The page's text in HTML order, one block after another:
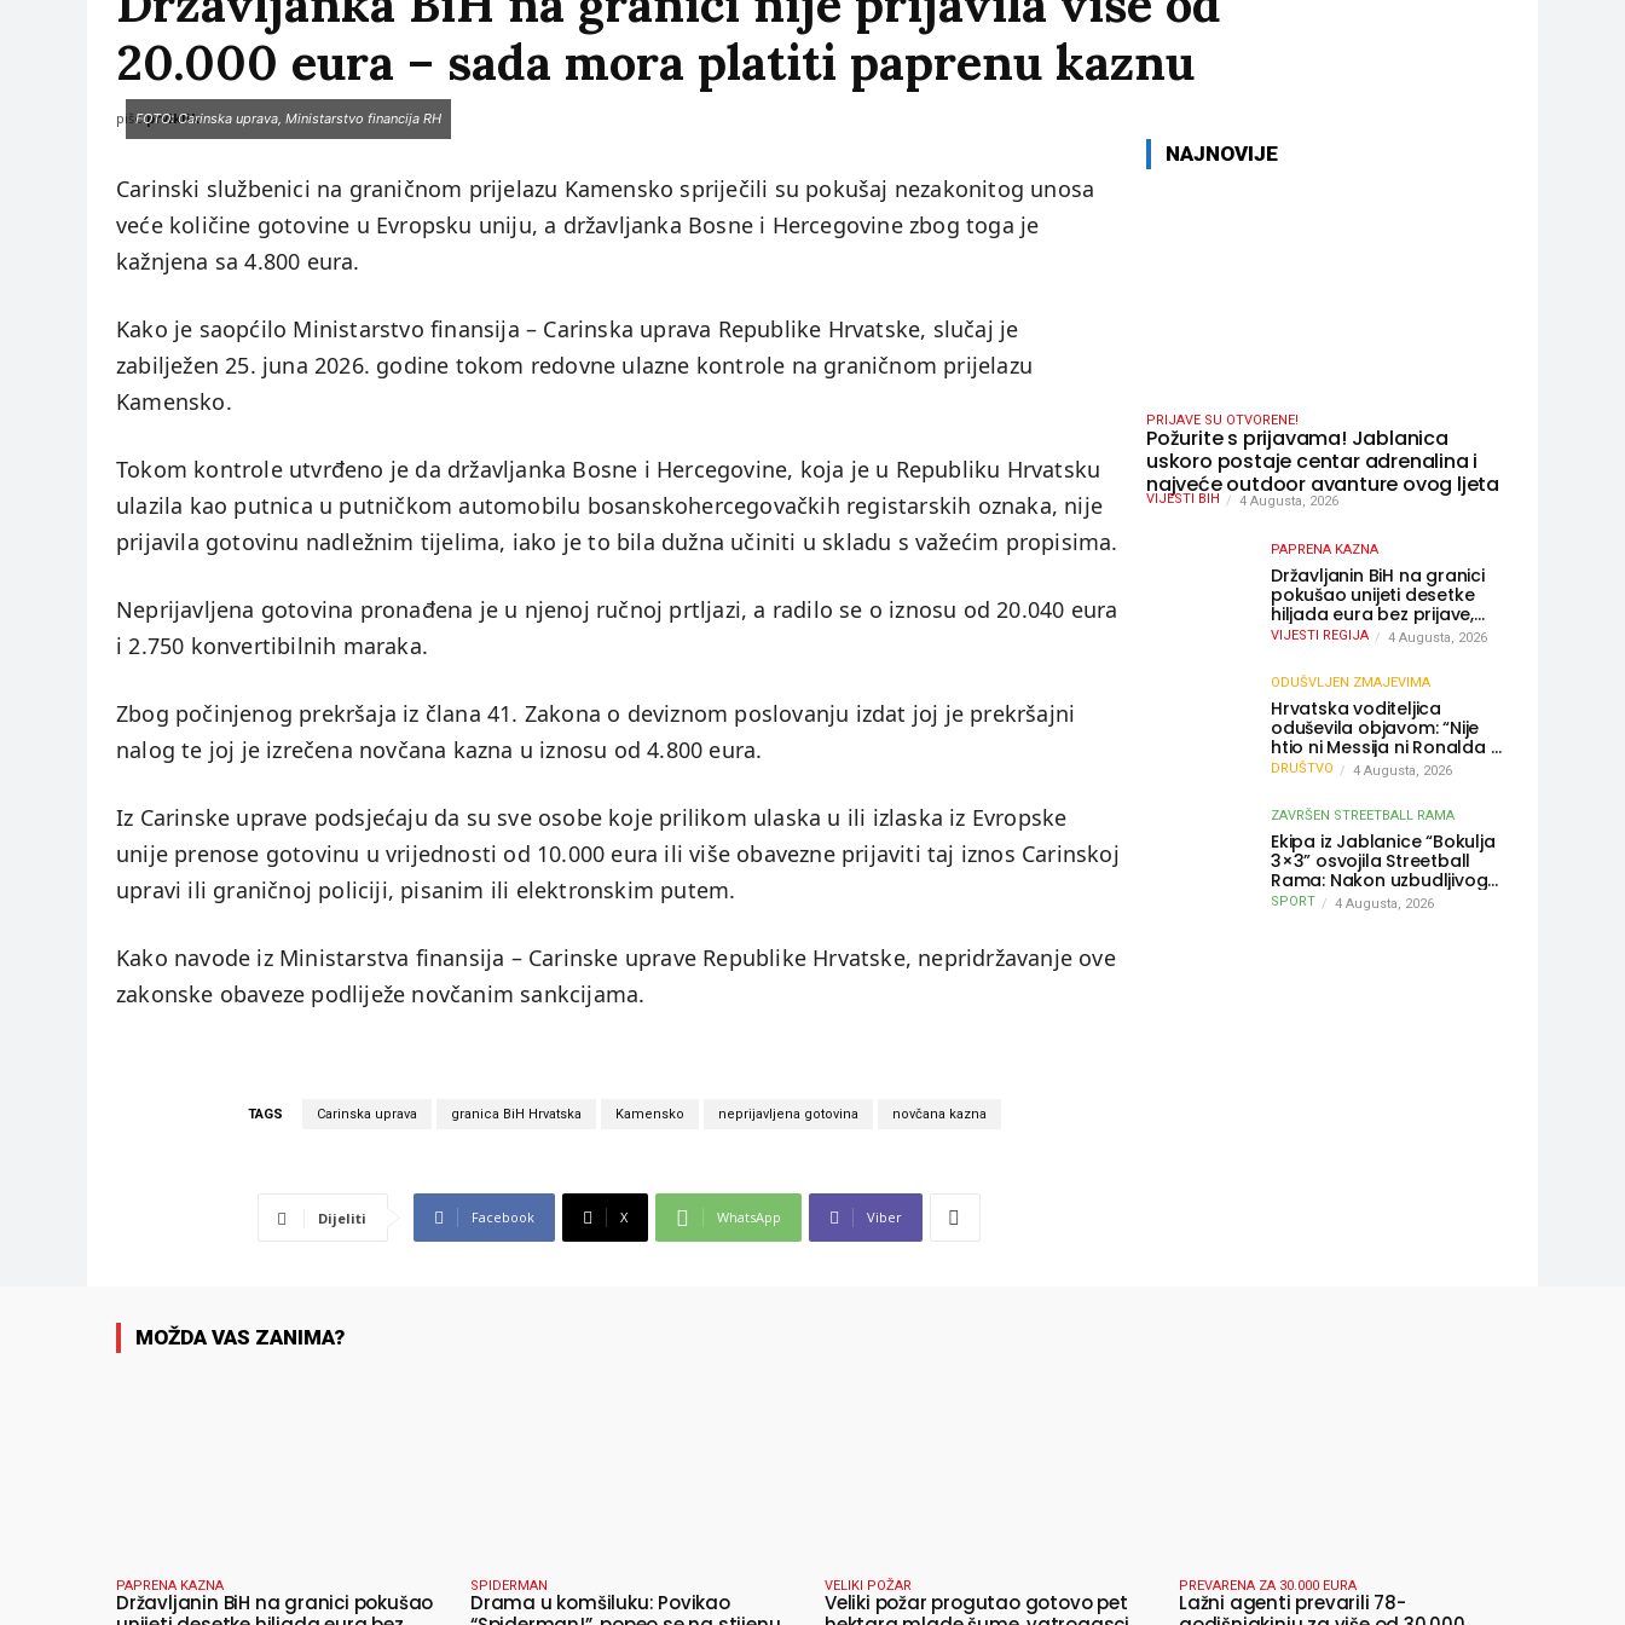
20.000 eura – sada mora platiti paprenu kaznu
piše:prviklik
FOTO: Carinska uprava, Ministarstvo financija RH
Carinski službenici na graničnom prijelazu Kamensko spriječili su pokušaj nezakonitog unosa
veće količine gotovine u Evropsku uniju, a državljanka Bosne i Hercegovine zbog toga je
kažnjena sa 4.800 eura.
Kako je saopćilo Ministarstvo finansija – Carinska uprava Republike Hrvatske, slučaj je
zabilježen 25. juna 2026. godine tokom redovne ulazne kontrole na graničnom prijelazu
Kamensko.
Tokom kontrole utvrđeno je da državljanka Bosne i Hercegovine, koja je u Republiku Hrvatsku
ulazila kao putnica u putničkom automobilu bosanskohercegovačkih registarskih oznaka, nije
prijavila gotovinu nadležnim tijelima, iako je to bila dužna učiniti u skladu s važećim propisima.
Neprijavljena gotovina pronađena je u njenoj ručnoj prtljazi, a radilo se o iznosu od 20.040 eura
i 2.750 konvertibilnih maraka.
Zbog počinjenog prekršaja iz člana 41. Zakona o deviznom poslovanju izdat joj je prekršajni
nalog te joj je izrečena novčana kazna u iznosu od 4.800 eura.
Iz Carinske uprave podsjećaju da su sve osobe koje prilikom ulaska u ili izlaska iz Evropske
unije prenose gotovinu u vrijednosti od 10.000 eura ili više obavezne prijaviti taj iznos Carinskoj
upravi ili graničnoj policiji, pisanim ili elektronskim putem.
Kako navode iz Ministarstva finansija – Carinske uprave Republike Hrvatske, nepridržavanje ove
zakonske obaveze podliježe novčanim sankcijama.
TAGS Carinska uprava granica BiH Hrvatska Kamensko neprijavljena gotovina novčana kazna
Dijeliti Facebook X WhatsApp Viber
NAJNOVIJE
PRIJAVE SU OTVORENE!
Požurite s prijavama! Jablanica
uskoro postaje centar adrenalina i
najveće outdoor avanture ovog ljeta
VIJESTI BIH 4 Augusta, 2026
PAPRENA KAZNA
Državljanin BiH na granici
pokušao unijeti desetke
hiljada eura bez prijave,
uslijedila “paprena” kazna
VIJESTI REGIJA 4 Augusta, 2026
ODUŠVLJEN ZMAJEVIMA
Hrvatska voditeljica
oduševila objavom: “Nije
htio ni Messija ni Ronalda –
sin je želio samo dres
DRUŠTVO 4 Augusta, 2026
ZAVRŠEN STREETBALL RAMA
Ekipa iz Jablanice “Bokulja
3×3” osvojila Streetball
Rama: Nakon uzbudljivog
finala poznati svi
pobjednici turnira
SPORT 4 Augusta, 2026
MOŽDA VAS ZANIMA?
PAPRENA KAZNA
Državljanin BiH na granici pokušao
SPIDERMAN
Drama u komšiluku: Povikao
VELIKI POŽAR
Veliki požar progutao gotovo pet
PREVARENA ZA 30.000 EURA
Lažni agenti prevarili 78-